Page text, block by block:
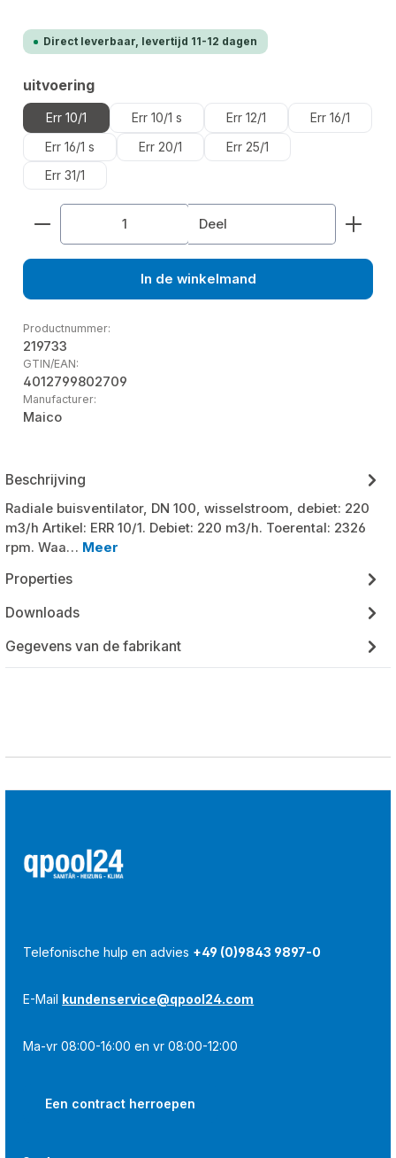
Direct leverbaar, levertijd 11-12 dagen
Selecteer
uitvoering
Err 10/1 Err 10/1 s Err 12/1
Err 16/1
Err 16/1 s
Err 20/1
Err 25/1
Err 31/1
Producthoeveelheid: Voer de gewenste
Deel
In de winkelmand
Productnummer:
219733
GTIN/EAN:
4012799802709
Manufacturer:
Maico
Beschrijving
Radiale buisventilator, DN 100, wisselstroom, debiet: 220
m3/h Artikel: ERR 10/1. Debiet: 220 m3/h. Toerental: 2326
rpm. Waa… Meer
Properties
Downloads
Gegevens van de fabrikant
Telefonische hulp en advies +49 (0)9843 9897-0
E-Mail kundenservice@qpool24.com
Ma-vr 08:00-16:00 en vr 08:00-12:00
Een contract herroepen